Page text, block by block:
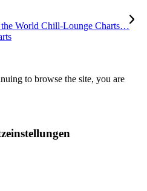
the World Chill-Lounge Charts…
to browse the site, you are